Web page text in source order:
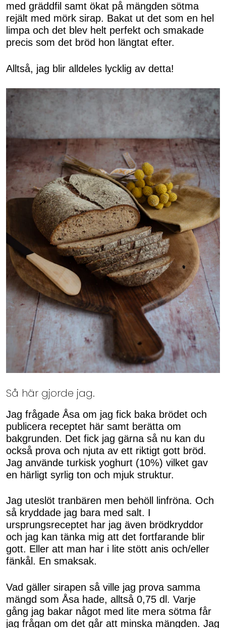
med gräddfil samt ökat på mängden sötma
rejält med mörk sirap. Bakat ut det som en hel
limpa och det blev helt perfekt och smakade
precis som det bröd hon längtat efter.
Alltså, jag blir alldeles lycklig av detta!
Så här gjorde jag.
Jag frågade Åsa om jag fick baka brödet och
publicera receptet här samt berätta om
bakgrunden. Det fick jag gärna så nu kan du
också prova och njuta av ett riktigt gott bröd.
Jag använde turkisk yoghurt (10%) vilket gav
en härligt syrlig ton och mjuk struktur.
Jag uteslöt tranbären men behöll linfröna. Och
så kryddade jag bara med salt. I
ursprungsreceptet har jag även brödkryddor
och jag kan tänka mig att det fortfarande blir
gott. Eller att man har i lite stött anis och/eller
fänkål. En smaksak.
Vad gäller sirapen så ville jag prova samma
mängd som Åsa hade, alltså 0,75 dl. Varje
gång jag bakar något med lite mera sötma får
jag frågan om det går att minska mängden. Jag